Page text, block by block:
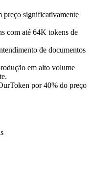
preço significativamente
com até 64K tokens de
de documentos
em alto volume
por 40% do preço